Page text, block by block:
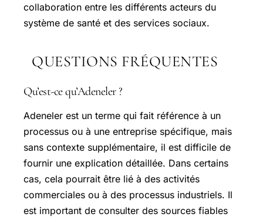
collaboration entre les différents acteurs du
système de santé et des services sociaux.
QUESTIONS FRÉQUENTES
Qu’est-ce qu’Adeneler ?
Adeneler est un terme qui fait référence à un
processus ou à une entreprise spécifique, mais
sans contexte supplémentaire, il est difficile de
fournir une explication détaillée. Dans certains
cas, cela pourrait être lié à des activités
commerciales ou à des processus industriels. Il
est important de consulter des sources fiables